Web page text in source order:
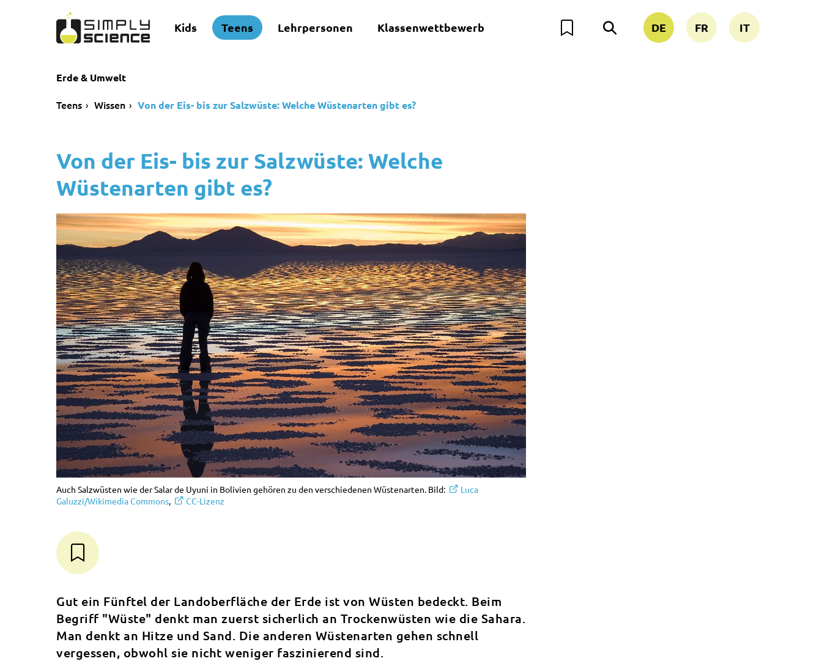
Kids Teens Lehrpersonen Klassenwettbewerb DE FR IT
Erde & Umwelt
Teens Wissen Von der Eis- bis zur Salzwüste: Welche Wüstenarten gibt es?
Von der Eis- bis zur Salzwüste: Welche
Wüstenarten gibt es?
Auch Salzwüsten wie der Salar de Uyuni in Bolivien gehören zu den verschiedenen Wüstenarten. Bild:
Luca
Galuzzi/Wikimedia Commons, CC-Lizenz
Gut ein Fünftel der Landoberfläche der Erde ist von Wüsten bedeckt. Beim
Begriff "Wüste" denkt man zuerst sicherlich an Trockenwüsten wie die Sahara.
Man denkt an Hitze und Sand. Die anderen Wüstenarten gehen schnell
vergessen, obwohl sie nicht weniger faszinierend sind.